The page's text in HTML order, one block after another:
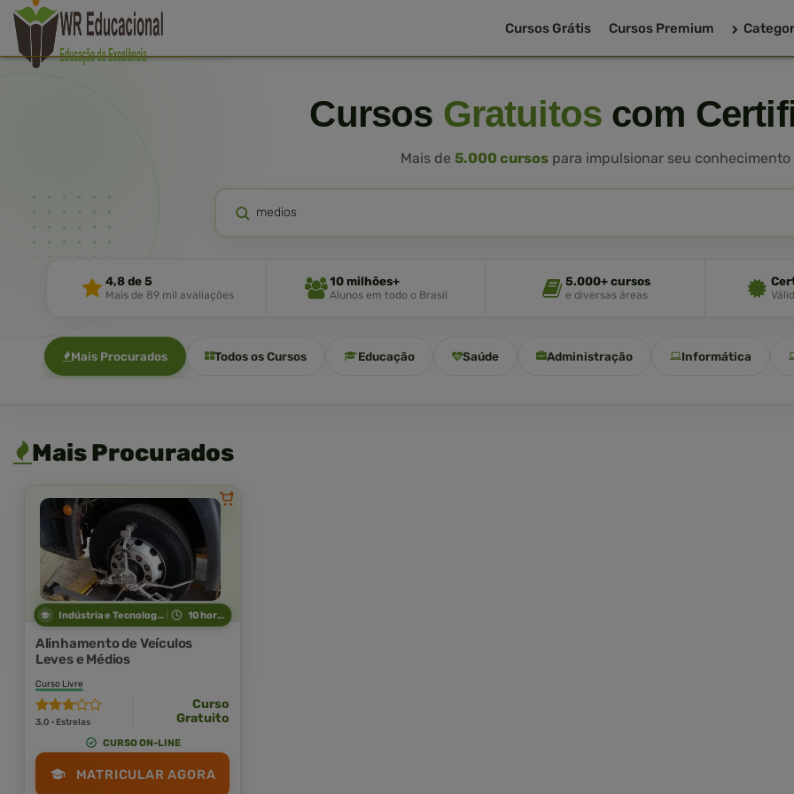
Cursos Grátis Cursos Premium
Cursos Gratuitos com
Mais de 5.000 cursos para impulsionar seu conhecimento
4,8 de 5
Mais de 89 mil avaliações
10 milhões+
Alunos em todo o Brasil
5.000+ cursos
e diversas áreas
Mais Procurados Todos os Cursos Educação Saúde Administração Informática
Mais Procurados
Indústria e Tecnologia 10 horas
Alinhamento de Veículos
Leves e Médios
Curso Livre
3,0 · Estrelas
Curso
Gratuito
CURSO ON-LINE
MATRICULAR AGORA